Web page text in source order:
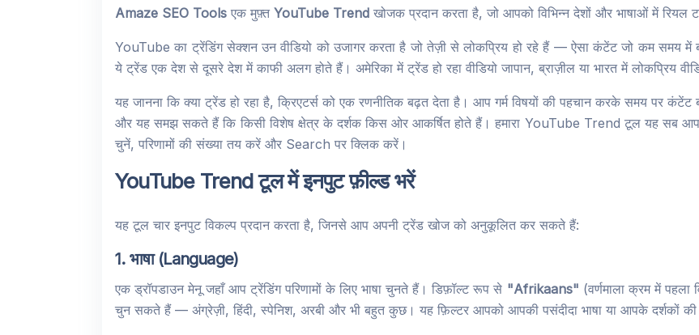
Amaze SEO Tools एक मुफ़्त YouTube Trend खोजक प्रदान करता है, जो आपको विभिन्न देशों और भाषाओं में रियल
YouTube का ट्रेंडिंग सेक्शन उन वीडियो को उजागर करता है जो तेज़ी से लोकप्रिय हो रहे हैं — ऐसा कंटेंट जो कम समय में
ये ट्रेंड एक देश से दूसरे देश में काफी अलग होते हैं। अमेरिका में ट्रेंड हो रहा वीडियो जापान, ब्राज़ील या भारत में लोकप्रिय
यह जानना कि क्या ट्रेंड हो रहा है, क्रिएटर्स को एक रणनीतिक बढ़त देता है। आप गर्म विषयों की पहचान करके समय पर
और यह समझ सकते हैं कि किसी विशेष क्षेत्र के दर्शक किस ओर आकर्षित होते हैं। हमारा YouTube Trend टूल यह सब
चुनें, परिणामों की संख्या तय करें और Search पर क्लिक करें।
YouTube Trend टूल में इनपुट फ़ील्ड भरें
यह टूल चार इनपुट विकल्प प्रदान करता है, जिनसे आप अपनी ट्रेंड खोज को अनुकूलित कर सकते हैं:
1. भाषा (Language)
एक ड्रॉपडाउन मेनू जहाँ आप ट्रेंडिंग परिणामों के लिए भाषा चुनते हैं। डिफ़ॉल्ट रूप से "Afrikaans" (वर्णमाला क्रम में
चुन सकते हैं — अंग्रेज़ी, हिंदी, स्पेनिश, अरबी और भी बहुत कुछ। यह फ़िल्टर आपको आपकी पसंदीदा भाषा या आपके दर्शकों की